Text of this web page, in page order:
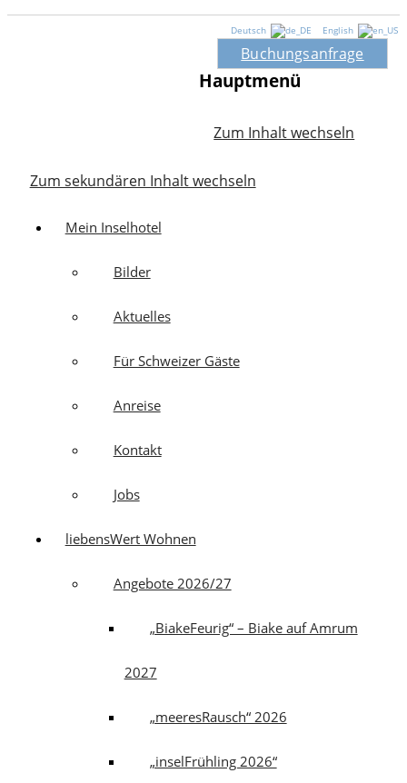
Deutsch English
Buchungsanfrage
Hauptmenü
Zum Inhalt wechseln
Zum sekundären Inhalt wechseln
Mein Inselhotel
Bilder
Aktuelles
Für Schweizer Gäste
Anreise
Kontakt
Jobs
liebensWert Wohnen
Angebote 2026/27
„BiakeFeurig“ – Biake auf Amrum
2027
„meeresRausch“ 2026
„inselFrühling 2026“